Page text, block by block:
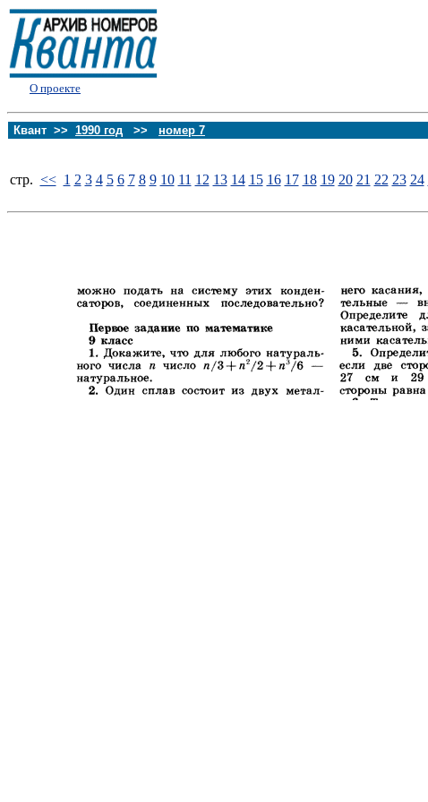
О проекте
Квант >> 1990 год >> номер 7
стp. << 1 2 3 4 5 6 7 8 9 10 11 12 13 14 15 16 17 18 19 20 21 22 23 24